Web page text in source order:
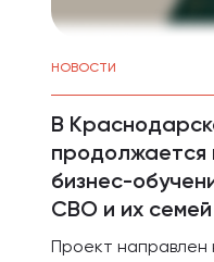
НОВОСТИ
В
продолжается
бизнес-
СВО и их семей
Проект направлен